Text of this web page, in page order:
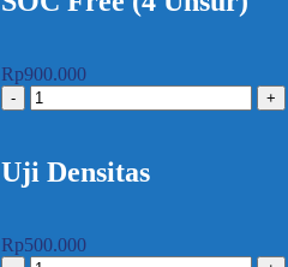
Rp900.000
Uji Densitas
Rp500.000